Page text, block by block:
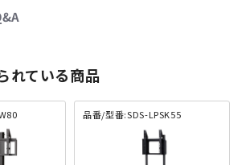
れている商品
品番/型番:SDS-LPSK55